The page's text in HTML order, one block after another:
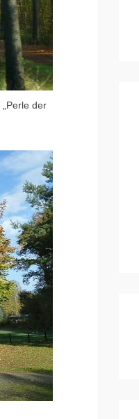
„Perle der